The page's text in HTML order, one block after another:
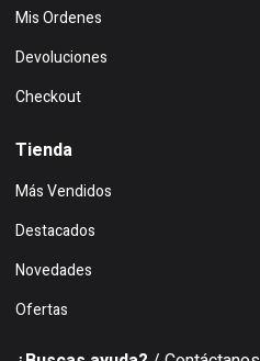
Mis Ordenes
Devoluciones
Checkout
Tienda
Más Vendidos
Destacados
Novedades
Ofertas